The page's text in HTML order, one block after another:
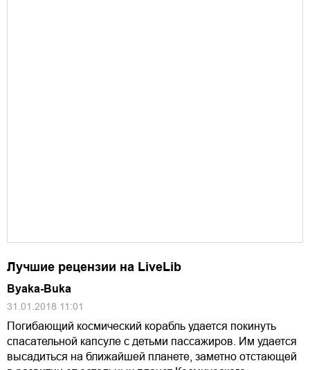
Лучшие рецензии на LiveLib
Byaka-Buka
31.01.2018 11:01
Погибающий космический корабль удается покинуть
спасательной капсуле с детьми пассажиров. Им удается
высадиться на ближайшей планете, заметно отстающей